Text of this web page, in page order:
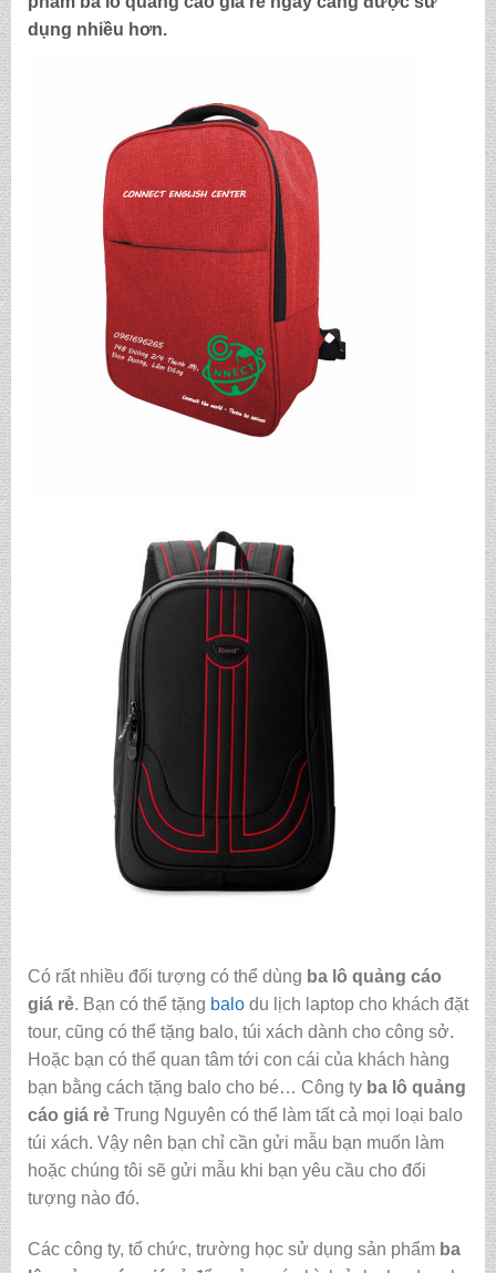
dụng nhiều hơn.
Có rất nhiều đối tượng có thể dùng ba lô quảng cáo
giá rẻ. Bạn có thể tặng balodu lịch laptop cho khách đặt
tour, cũng có thể tặng balo, túi xách dành cho công sở.
Hoặc bạn có thể quan tâm tới con cái của khách hàng
bạn bằng cách tặng balo cho bé… Công ty ba lô quảng
cáo giá rẻ Trung Nguyên có thể làm tất cả mọi loại balo
túi xách. Vậy nên bạn chỉ cần gửi mẫu bạn muốn làm
hoặc chúng tôi sẽ gửi mẫu khi bạn yêu cầu cho đối
tượng nào đó.
Các công ty, tổ chức, trường học sử dụng sản phẩm ba